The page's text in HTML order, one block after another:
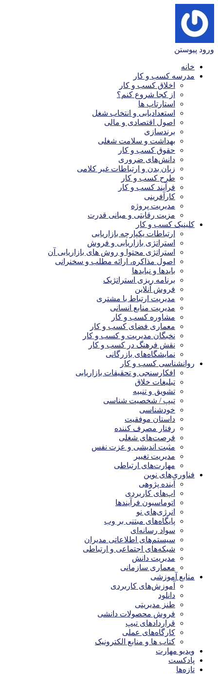
ورود پیوستن
خانه
مدرسه کسب و کار
اخلاق کسب و کار
از کجا شروع کنم؟
استارتاپ ها
استعدادیابی و انتخاب شغل
اصول اقتصادی و مالی
برندسازی
بهداشت و سلامت شغلی
حقوق کسب و کار
دانش‌های ضروری
زبان بدن و ارتباطات غیر کلامی
طرح کسب و کار
فرآیند کسب و کار
کارآفرینی
مدیریت پروژه
مزیت رقابتی و مبانی قدرت
کلینیک کسب و کار
ارتباطات یکپارچه بازاریابی
استراتژی بازاریابی و فروش
استراتژی محتوا و روش های بازاریابی آن
اصول مذاکره، ارائه مطلب و سخنرانی
بایدها و نبایدها
برنامه ریزی استراتژیک
فروش آنلاین
مدیریت ارتباط با مشتری
مدیریت منابع انسانی
مشاوره کسب و کار
معماری فضای کسب و کار
نخبگان مدیریت و کسب و کار
نقش فرهنگ در کسب و کار
نمایشگاه‌های بازرگانی
روانشناسی کسب و کار
افکارسنجی و تحقیقات بازاریابی
تبلیغات خلاق
تشویق و تنبیه
تیپ / شخصیت شناسی
خودشناسی
داستان موفقیت
رفتار مصرف کننده
فرصت‌های شغلی
مثبت اندیشی و عزت نفس
مدیریت تغییر
مهارت‌های ارتباطی
فناوری‌های نوین
آینده پژوهی
اپ‌های کاربردی
اتوماسیون فرآیندها
انرژی‌های نو
پایگاه‌های مبتنی بر وب
سواد رسانه‌ای
سیستم‌های اطلاعاتی مدیران
شبکه‌های اجتماعی و ارتباطی
مدیریت دانش
معماری سازمانی
منابع آموزشی
آموزش‌های کاربردی
دانلود
طنز مدیریتی
فروش محصولات دانشی
قراردادهای تیپ
کارگاه‌های عملی
کتاب ها و منابع الکترونیک
ویدیو مهارت
پادکست
تازه‌ها